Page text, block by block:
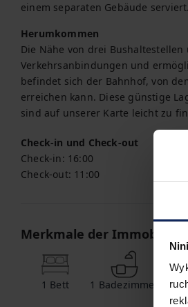
einem separaten Gebäude serviert.
Herumkommen
Die Nähe von drei
Verkehrsanbindungen und
befindet sich der Bahnhof, von
erreichen kann. Diese günstige
sind auf unserer Karte leicht zu
Check-in und Check-out
Check-in: 16:00
Check-out: 11:00
Merkmale der Immobilie
1 Bett 1 Badezimmer